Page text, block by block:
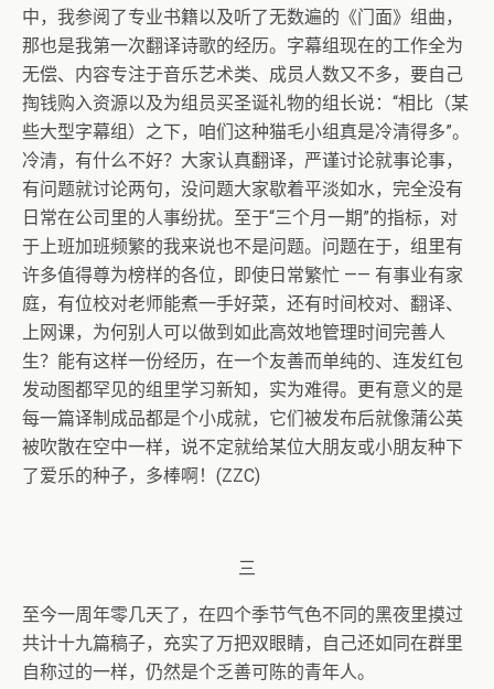
中，我参阅了专业书籍以及听了无数遍的《门面》组曲，
那也是我第一次翻译诗歌的经历。字幕组现在的工作全为
无偿、内容专注于音乐艺术类、成员人数又不多，要自己
掏钱购入资源以及为组员买圣诞礼物的组长说：“相比（某
些大型字幕组）之下，咱们这种猫毛小组真是冷清得多”。
冷清，有什么不好？大家认真翻译，严谨讨论就事论事，
有问题就讨论两句，没问题大家歇着平淡如水，完全没有
日常在公司里的人事纷扰。至于“三个月一期”的指标，对
于上班加班频繁的我来说也不是问题。问题在于，组里有
许多值得尊为榜样的各位，即使日常繁忙 —— 有事业有家
庭，有位校对老师能煮一手好菜，还有时间校对、翻译、
上网课，为何别人可以做到如此高效地管理时间完善人
生？能有这样一份经历，在一个友善而单纯的、连发红包
发动图都罕见的组里学习新知，实为难得。更有意义的是
每一篇译制成品都是个小成就，它们被发布后就像蒲公英
被吹散在空中一样，说不定就给某位大朋友或小朋友种下
了爱乐的种子，多棒啊！(ZZC)
三
至今一周年零几天了，在四个季节气色不同的黑夜里摸过
共计十九篇稿子，充实了万把双眼睛，自己还如同在群里
自称过的一样，仍然是个乏善可陈的青年人。